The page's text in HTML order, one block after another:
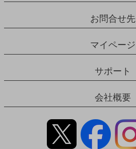
お問合せ先
マイページ
サポート
会社概要